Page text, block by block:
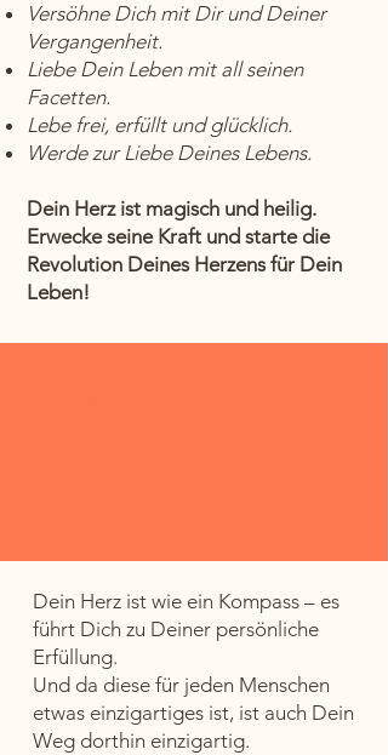
Versöhne Dich mit Dir und Deiner
Vergangenheit.
Liebe Dein Leben mit all seinen
Facetten.
Lebe frei, erfüllt und glücklich.
Werde zur Liebe Deines Lebens.
Dein Herz ist magisch und heilig.
Erwecke seine Kraft und starte die
Revolution Deines Herzens für Dein
Leben!
Dein Herz ist wie ein Kompass – es
führt Dich zu Deiner persönliche
Erfüllung.
Und da diese für jeden Menschen
etwas einzigartiges ist, ist auch Dein
Weg dorthin einzigartig.